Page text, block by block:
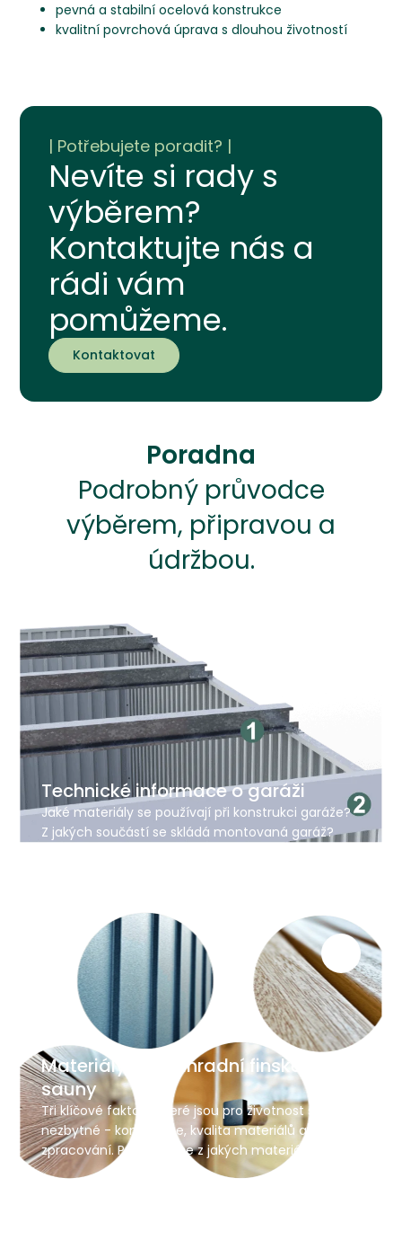
pevná a stabilní ocelová konstrukce
kvalitní povrchová úprava s dlouhou životností
Nevíte si rady s
výběrem?
Kontaktujte nás a
rádi vám
pomůžeme.
Kontaktovat
Poradna
Podrobný průvodce
výběrem, připravou a
údržbou.
Technické informace o garáži
Jaké materiály se používají při konstrukci garáže?
Z jakých součástí se skládá montovaná garáž?
Materiály pro zahradní finské
sauny
Tři klíčové faktory, které jsou pro životnost sauny
nezbytné - konstrukce, kvalita materiálů a jejich
zpracování. Podívejte se z jakých materiálů jsou
naše sauny vyrobeny.